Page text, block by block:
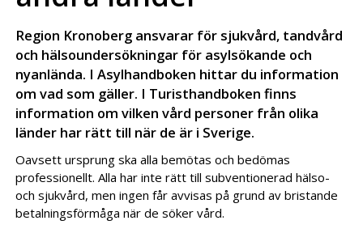
Region Kronoberg ansvarar för sjukvård, tandvård
och hälsoundersökningar för asylsökande och
nyanlända. I Asylhandboken hittar du information
om vad som gäller. I Turisthandboken finns
information om vilken vård personer från olika
länder har rätt till när de är i Sverige.
Oavsett ursprung ska alla bemötas och bedömas
professionellt. Alla har inte rätt till subventionerad hälso-
och sjukvård, men ingen får avvisas på grund av bristande
betalningsförmåga när de söker vård.